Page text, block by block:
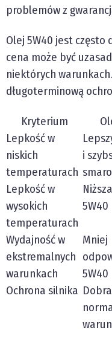
problemów z
Olej 5W40 jest często
cena może być
niektórych
długoterminową
Kryterium
Lepkość w
niskich
temperaturach
i
Lepkość w
wysokich
temperaturach
5W40
Wydajność w
ekstremalnych
warunkach
Mniej
5W40
Ochrona silnika